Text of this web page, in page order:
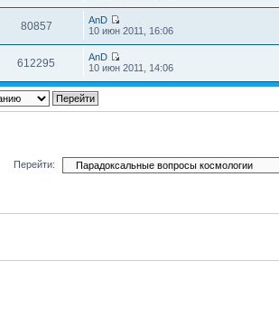
80857
AnD
10 июн 2011, 16:06
612295
AnD
10 июн 2011, 14:06
Перейти: